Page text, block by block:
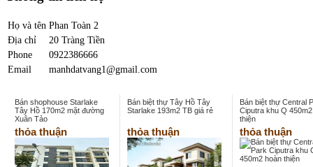
Họ và tên Phan Toàn 2
Địa chỉ
20 Tràng Tiền
Phone
0922386666
Email
manhdatvang1@gmail.com
Bán shophouse Starlake
Tây Hồ 170m2 mặt đường
Xuân Tảo
thỏa thuận
Bán biệt thự Tây Hồ Tây
Starlake 193m2 TB giá rẻ
thỏa thuận
Bán biệt thự Central
Ciputra khu Q
thiện
thỏa thuận